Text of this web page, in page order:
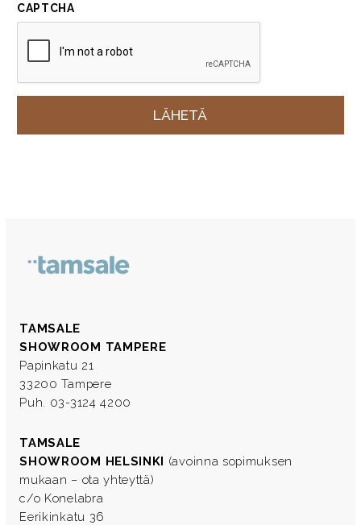
CAPTCHA
TAMSALE
SHOWROOM TAMPERE
Papinkatu 21
33200 Tampere
Puh. 03-3124 4200
TAMSALE
SHOWROOM HELSINKI (avoinna sopimuksen
mukaan – ota yhteyttä)
c/o Konelabra
Eerikinkatu 36